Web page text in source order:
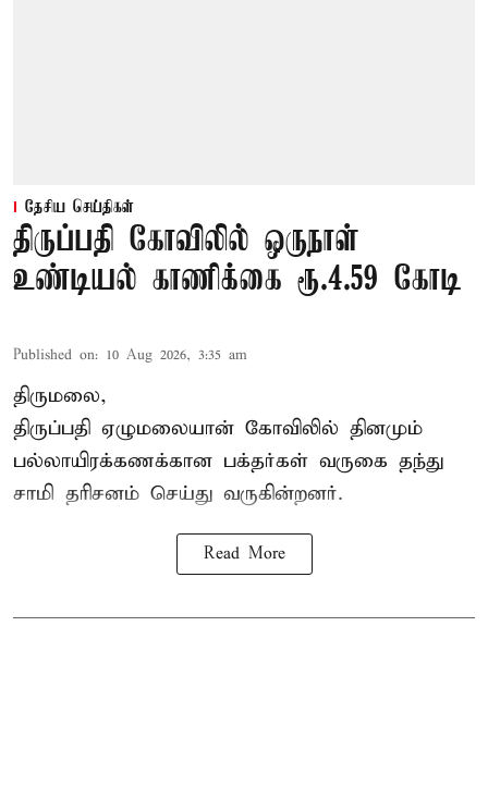
தேசிய செய்திகள்
திருப்பதி கோவிலில் ஒருநாள்
உண்டியல் காணிக்கை ரூ.4.59 கோடி
Published on: 10 Aug 2026, 3:35 am
திருமலை,
திருப்பதி ஏழுமலையான் கோவிலில் தினமும்
பல்லாயிரக்கணக்கான பக்தர்கள் வருகை தந்து
சாமி தரிசனம் செய்து வருகின்றனர்.
Read More